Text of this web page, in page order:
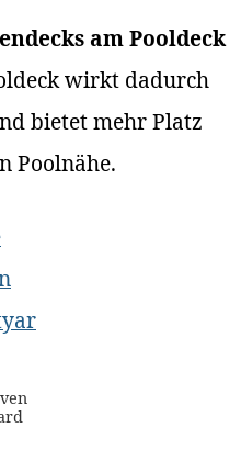
am Pooldeck
wirkt dadurch
bietet mehr Platz
Poolnähe.